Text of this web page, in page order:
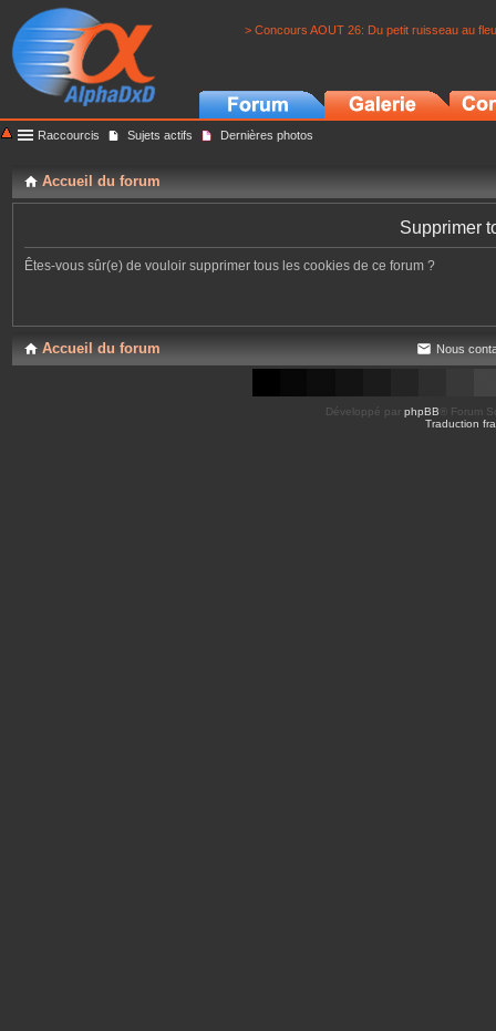
> Concours AOUT 26: Du petit ruisseau au
Raccourcis Sujets actifs Dernières photos
Accueil du forum
Supprimer
Êtes-vous sûr(e) de vouloir supprimer tous les cookies de ce forum ?
Accueil du forum Nous
Développé par phpBB ® Forum
Traduction